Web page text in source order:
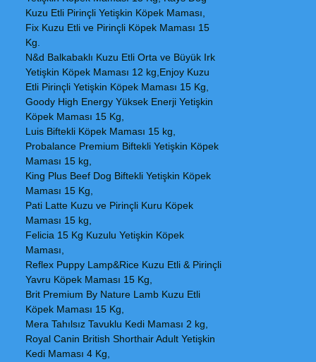
Kuzu Etli Pirinçli Yetişkin Köpek Maması,
Fix Kuzu Etli ve Pirinçli Köpek Maması 15
Kg.
N&d Balkabaklı Kuzu Etli Orta ve Büyük Irk
Yetişkin Köpek Maması 12 kg,Enjoy Kuzu
Etli Pirinçli Yetişkin Köpek Maması 15 Kg,
Goody High Energy Yüksek Enerji Yetişkin
Köpek Maması 15 Kg,
Luis Biftekli Köpek Maması 15 kg,
Probalance Premium Biftekli Yetişkin Köpek
Maması 15 kg,
King Plus Beef Dog Biftekli Yetişkin Köpek
Maması 15 Kg,
Pati Latte Kuzu ve Pirinçli Kuru Köpek
Maması 15 kg,
Felicia 15 Kg Kuzulu Yetişkin Köpek
Maması,
Reflex Puppy Lamp&Rice Kuzu Etli & Pirinçli
Yavru Köpek Maması 15 Kg,
Brit Premium By Nature Lamb Kuzu Etli
Köpek Maması 15 Kg,
Mera Tahılsız Tavuklu Kedi Maması 2 kg,
Royal Canin British Shorthair Adult Yetişkin
Kedi Maması 4 Kg,